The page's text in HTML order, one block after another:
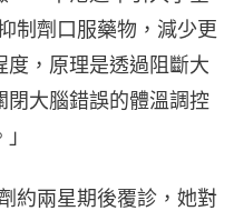
制劑口服藥物，減少更
，原理是透過阻斷大
閉大腦錯誤的體溫調控
約兩星期後覆診，她對